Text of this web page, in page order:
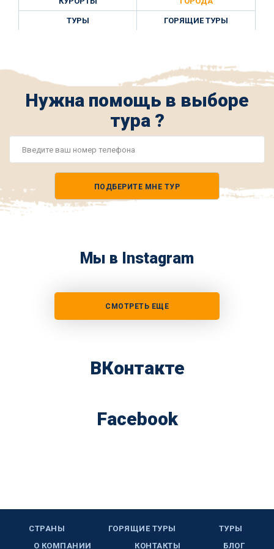
ТУРЫ ГОРЯЩИЕ ТУРЫ
Нужна помощь в выборе
тура ?
ПОДБЕРИТЕ МНЕ ТУР
Мы в Instagram
СМОТРЕТЬ ЕЩЕ
ВКонтакте
Facebook
СТРАНЫ ГОРЯЩИЕ ТУРЫ
ТУРЫ
О КОМПАНИИ
КОНТАКТЫ БЛОГ